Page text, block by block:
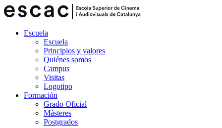
Escuela
Escuela
Principios y valores
Quiénes somos
Campus
Visitas
Logotipo
Formación
Grado Oficial
Másteres
Postgrados